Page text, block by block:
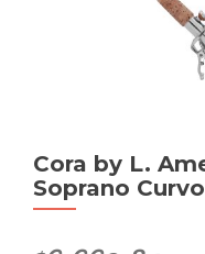
Cora by L.
Soprano